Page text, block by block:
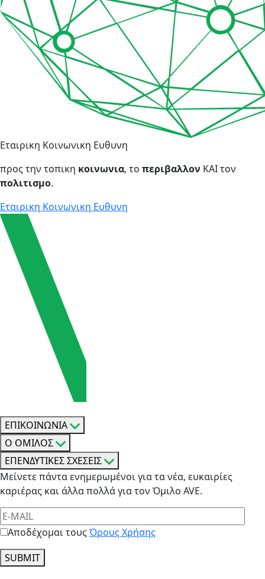
Εταιρικη Κοινωνικη Ευθυνη
προς την τοπικη κοινωνια, το περιβαλλον KAI τον
πολιτισμο.
Εταιρικη Κοινωνικη Ευθυνη
ΕΠΙΚΟΙΝΩΝΙΑ
Ο ΟΜΙΛΟΣ
ΕΠΕΝΔΥΤΙΚΕΣ ΣΧΕΣΕΙΣ
Μείνετε πάντα ενημερωμένοι για τα νέα, ευκαιρίες
καριέρας και άλλα πολλά για τον Όμιλο AVE.
Αποδέχομαι τουςΌρους Χρήσης
SUBMIT